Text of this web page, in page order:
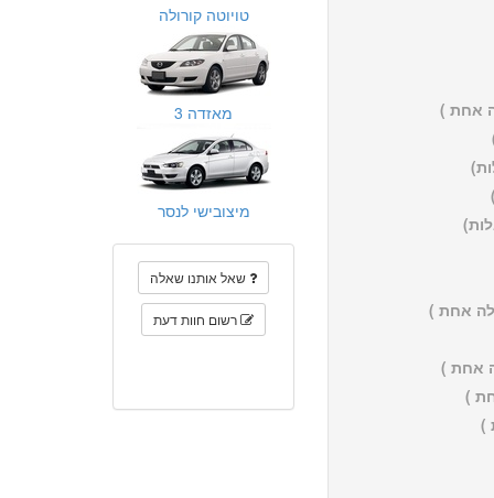
אחת )
אחת )
אחת )
)
)
טויוטה קורולה
מאזדה 3
מיצובישי לנסר
שאל אותנו שאלה
רשום חוות דעת